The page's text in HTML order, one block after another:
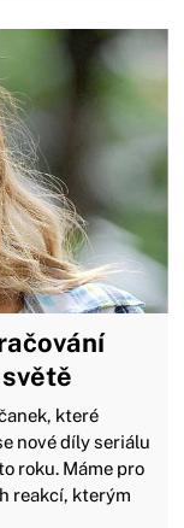
které
nové díly seriálu
roku. Máme pro
reakcí, kterým